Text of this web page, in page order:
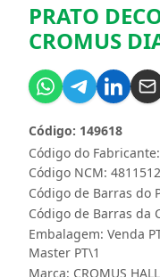
PRATO
CROMUS
Código do
Código: 149618
Código NCM:
Código de Barras do
Código de Barras da
Embalagem: Venda
Master PT\1
Marca: CROMUS